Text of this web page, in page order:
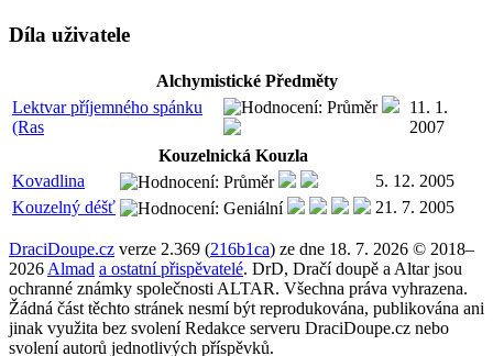
Díla uživatele
Alchymistické Předměty
Lektvar příjemného spánku
(Ras
11. 1.
2007
Kouzelnická Kouzla
Kovadlina
5. 12. 2005
Kouzelný déšť
21. 7. 2005
DraciDoupe.cz verze 2.369 (216b1ca) ze dne 18. 7. 2026 © 2018–
2026 Almad a ostatní přispěvatelé. DrD, Dračí doupě a Altar jsou
ochranné známky společnosti ALTAR. Všechna práva vyhrazena.
Žádná část těchto stránek nesmí být reprodukována, publikována ani
jinak využita bez svolení Redakce serveru DraciDoupe.cz nebo
svolení autorů jednotlivých příspěvků.